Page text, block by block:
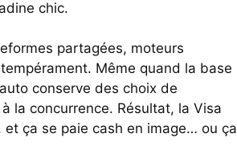
chic.
partagées, moteurs
Même quand la base
conserve des choix de
la concurrence. Résultat, la Visa
et ça se paie cash en image… ou ça